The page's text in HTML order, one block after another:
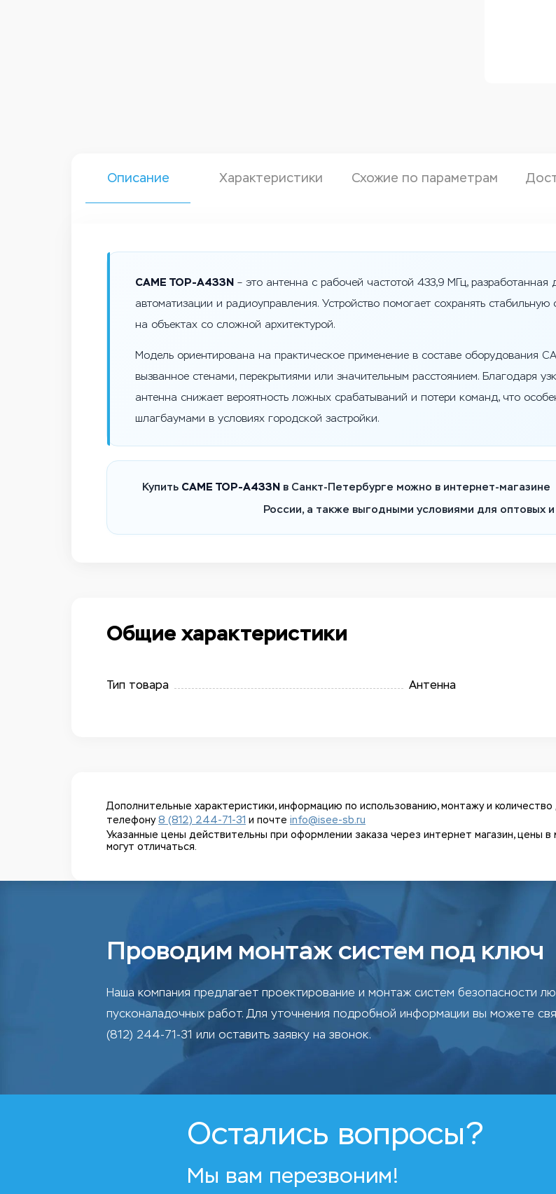
Описание Характеристики Схожие по параметрам
CAME TOP-A433N – это антенна с рабочей частотой 433,9 МГц,
автоматизации и радиоуправления. Устройство помогает сохранять
на объектах со сложной архитектурой.
Модель ориентирована на практическое применение в составе оборудования
вызванное стенами, перекрытиями или значительным расстоянием. Благодаря
антенна снижает вероятность ложных срабатываний и потери команд, что
шлагбаумами в условиях городской застройки.
Купить CAME TOP-A433N в Санкт-Петербурге можно в интернет-магазине
России, а также выгодными условиями для оптовых
Общие характеристики
Тип товара Антенна
Дополнительные характеристики, информацию по использованию, монтажу и
телефону8 (812) 244-71-31 и почте info@isee-sb.ru
Указанные цены действительны при оформлении заказа через интернет магазин, цены в
могут отличаться.
Проводим монтаж систем под ключ
Наша компания предлагает проектирование и монтаж систем безопасности
пусконаладочных работ. Для уточнения подробной информации вы можете
(812) 244-71-31 или оставить заявку на звонок.
Остались вопросы?
Мы вам перезвоним!